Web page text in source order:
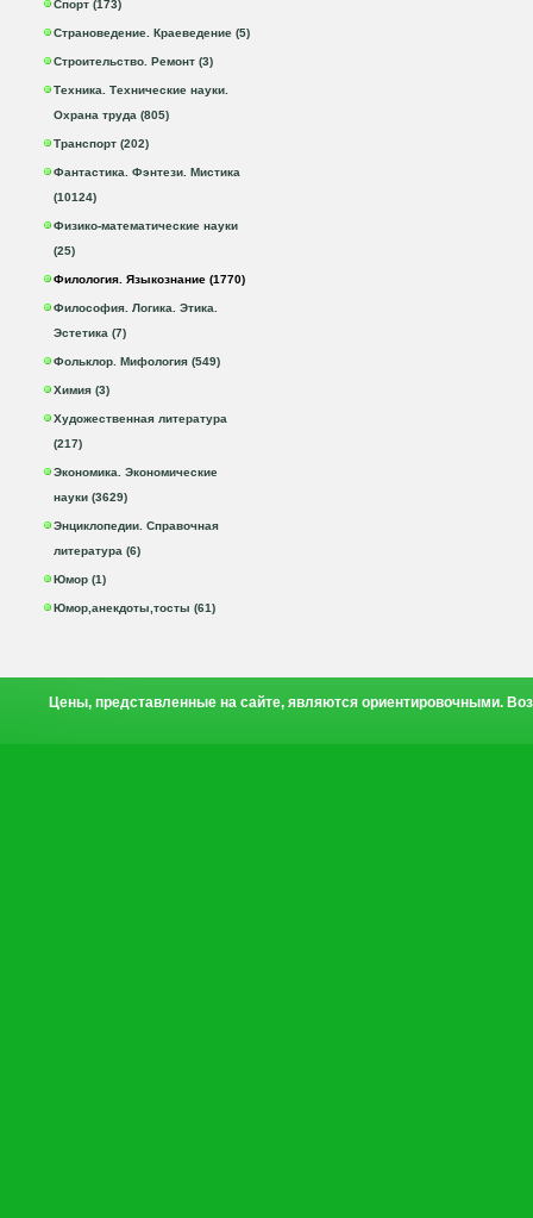
Спорт (173)
Страноведение. Краеведение (5)
Строительство. Ремонт (3)
Техника. Технические науки.
Охрана труда (805)
Транспорт (202)
Фантастика. Фэнтези. Мистика
(10124)
Физико-математические науки
(25)
Филология. Языкознание (1770)
Философия. Логика. Этика.
Эстетика (7)
Фольклор. Мифология (549)
Химия (3)
Художественная литература
(217)
Экономика. Экономические
науки (3629)
Энциклопедии. Справочная
литература (6)
Юмор (1)
Юмор,анекдоты,тосты (61)
Цены, представленные на сайте, являются ориентировочными.